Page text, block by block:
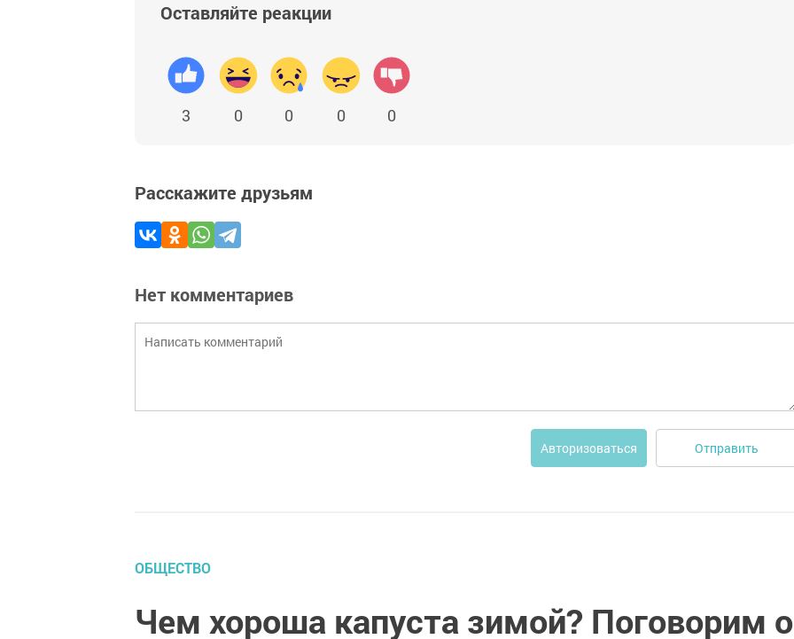
Оставляйте реакции
3 0 0 0 0
Расскажите друзьям
Нет комментариев
Авторизоваться Отправить
ОБЩЕСТВО
Чем хороша капуста зимой? Поговорим о